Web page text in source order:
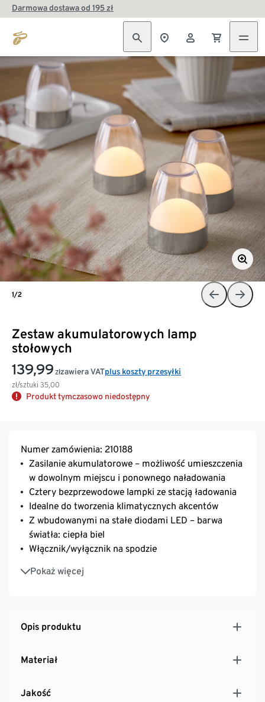
Darmowa dostawa od 195 zł
Zestaw akumulatorowych lamp
stołowych
139,99 zł
zł/sztuki 35,00
zawiera VATplus koszty przesyłki
Produkt tymczasowo niedostępny
1/2
Numer zamówienia: 210188
Zasilanie akumulatorowe – możliwość umieszczenia
w dowolnym miejscu i ponownego naładowania
Cztery bezprzewodowe lampki ze stacją ładowania
Idealne do tworzenia klimatycznych akcentów
Z wbudowanymi na stałe diodami LED – barwa
światła: ciepła biel
Włącznik/wyłącznik na spodzie
Pokaż więcej
Oddzielna stacja ładująca do użytku w
pomieszczeniach z kablem USB-C/USB-A o
Czas ładowania: ok. 3 godziny
Funkcja timera: automatyczne wyłączanie po 4
Opis produktu
Materiał
Jakość